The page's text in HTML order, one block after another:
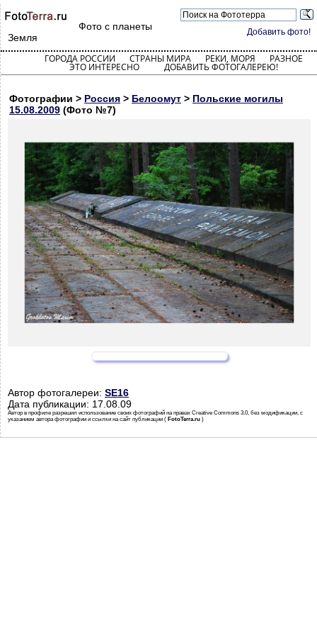
Добавить фото!
Фото с планеты
Земля
ГОРОДА РОССИИ СТРАНЫ МИРА РЕКИ, МОРЯ РАЗНОЕ
ЭТО ИНТЕРЕСНО ДОБАВИТЬ ФОТОГАЛЕРЕЮ!
Фотографии > Россия > Белоомут > Польские могилы
15.08.2009 (Фото №7)
Автор фотогалереи: SE16
Дата публикации: 17.08.09
Автор в профиле разрешил использование своих фотографий на правах Creative Commons 3.0, без модификации, с
указанием автора фотографии и ссылки на сайт публикации ( FotoTerra.ru )